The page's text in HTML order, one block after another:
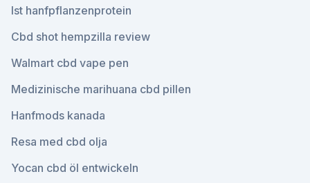
Ist hanfpflanzenprotein
Cbd shot hempzilla review
Walmart cbd vape pen
Medizinische marihuana cbd pillen
Hanfmods kanada
Resa med cbd olja
Yocan cbd öl entwickeln